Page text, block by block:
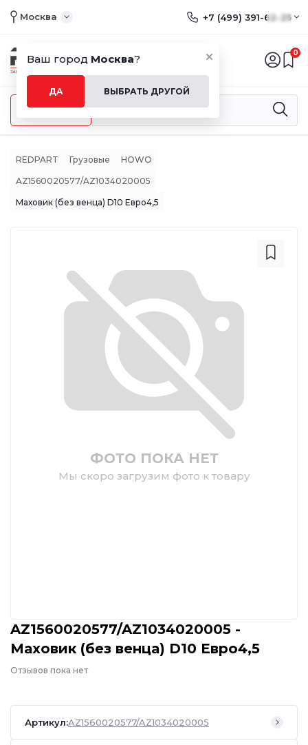
Ваш город Москва?
ДА ВЫБРАТЬ ДРУГОЙ
Москва +7 (499) 391-62-25
0
Меню
REDPART Грузовые HOWO
AZ1560020577/AZ1034020005
Маховик (без венца) D10 Евро4,5
ФОТО ПОКА НЕТ
Мы скоро загрузим фото к товару
AZ1560020577/AZ1034020005 -
Маховик (без венца) D10 Евро4,5
Отзывов пока нет
Артикул:AZ1560020577/AZ1034020005